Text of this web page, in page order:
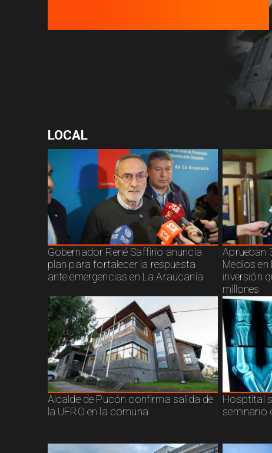
LOCAL
Gobernador René Saffirio anuncia
plan para fortalecer la respuesta
ante emergencias en La Araucanía
Aprueban
Medios
inversión
millones
Alcalde de Pucón confirma salida de
la UFRO en la comuna
Hosptital
seminario